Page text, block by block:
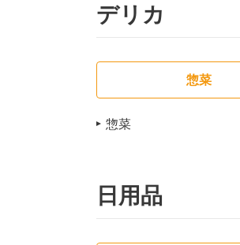
デリカ
惣菜
惣菜
日用品